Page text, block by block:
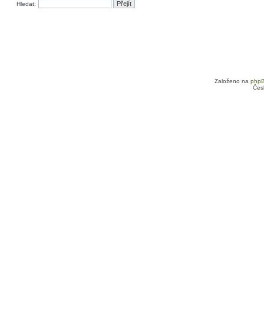
Hledat:
Založeno na